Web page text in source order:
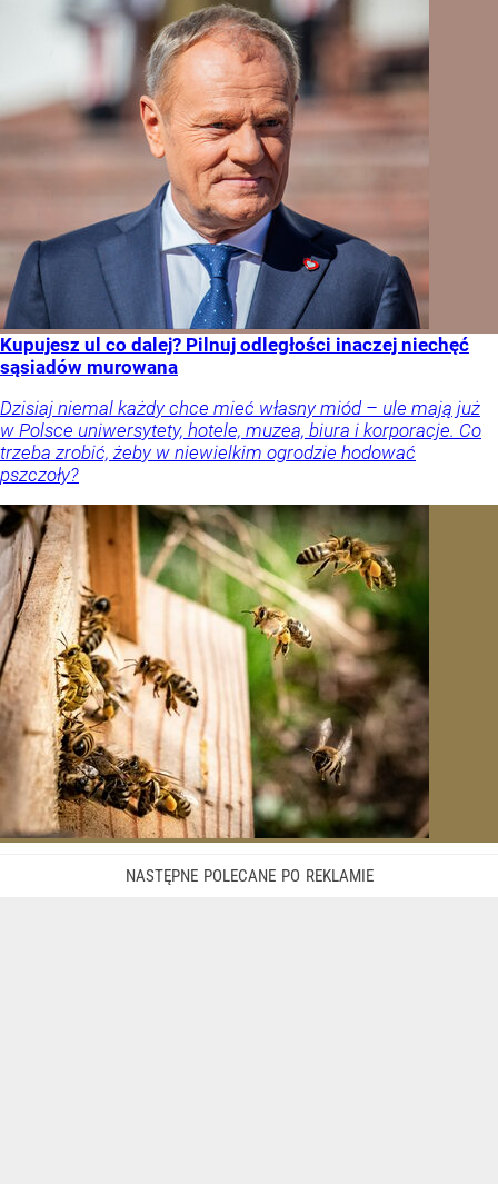
Kupujesz ul co dalej? Pilnuj odległości inaczej niechęć
sąsiadów murowana
Dzisiaj niemal każdy chce mieć własny miód – ule mają już
w Polsce uniwersytety, hotele, muzea, biura i korporacje. Co
trzeba zrobić, żeby w niewielkim ogrodzie hodować
pszczoły?